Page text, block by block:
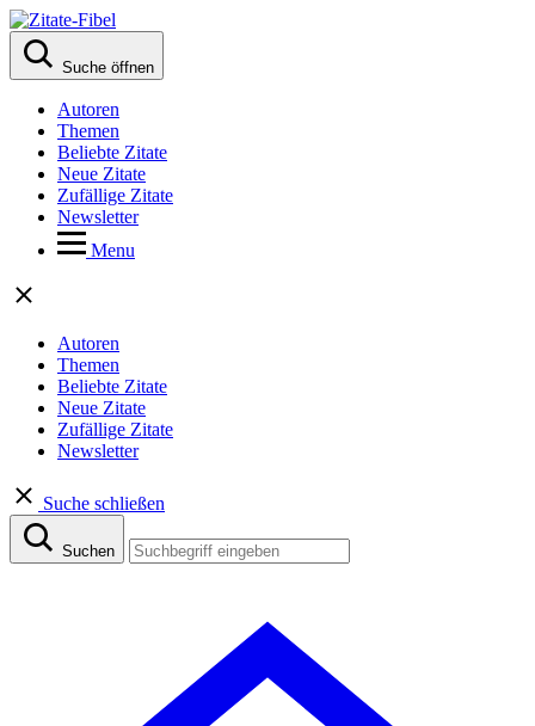
Suche öffnen
Autoren
Themen
Beliebte Zitate
Neue Zitate
Zufällige Zitate
Newsletter
Menu
Autoren
Themen
Beliebte Zitate
Neue Zitate
Zufällige Zitate
Newsletter
Suche schließen
Suchen